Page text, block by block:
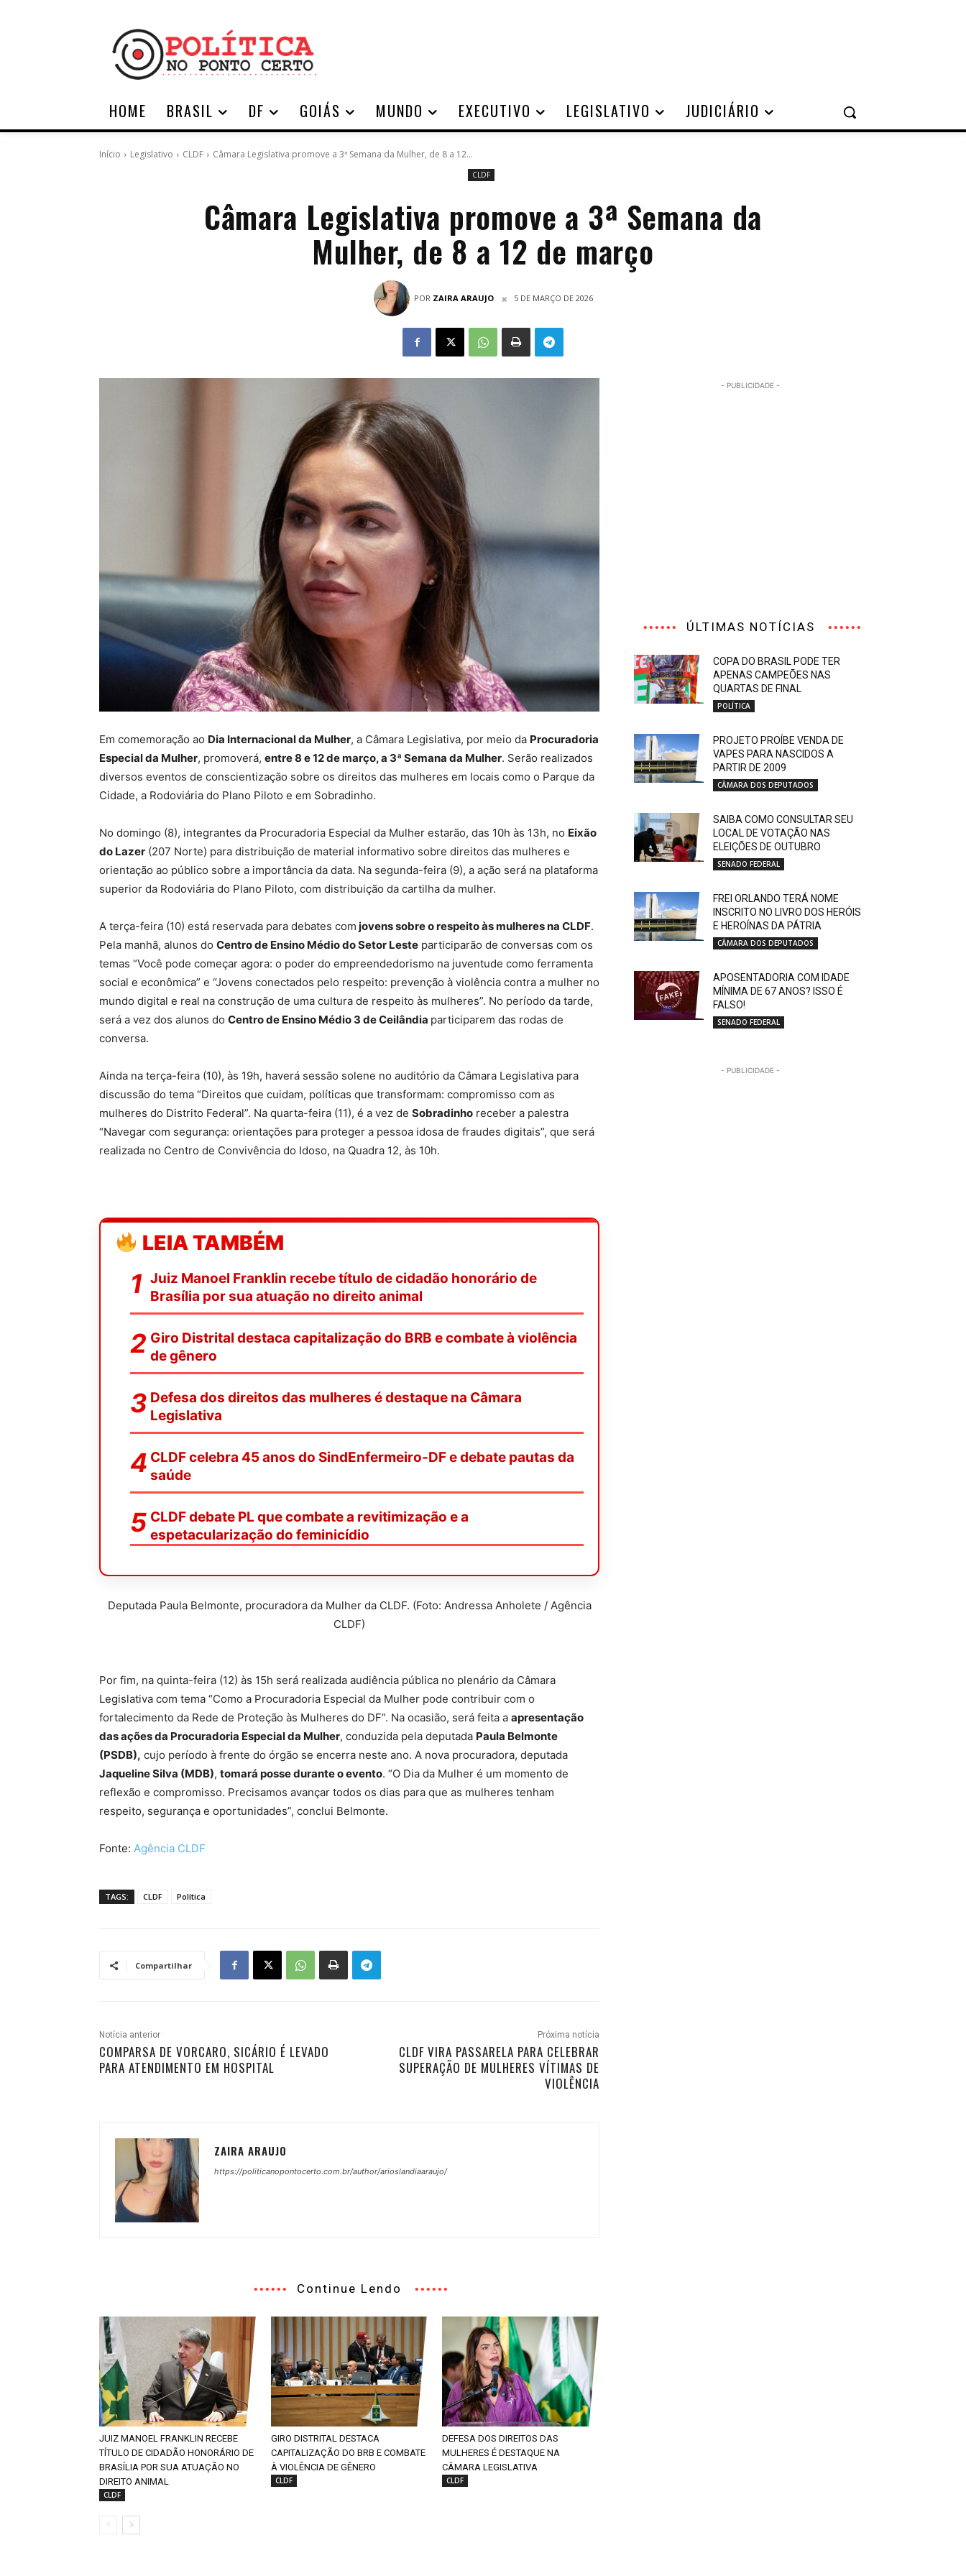
HOME BRASIL DF GOIÁS MUNDO EXECUTIVO LEGISLATIVO JUDICIÁRIO
Início Legislativo CLDF Câmara Legislativa promove a 3ª Semana da Mulher, de 8 a 12...
CLDF
Câmara Legislativa promove a 3ª Semana da
Mulher, de 8 a 12 de março
POR ZAIRA ARAUJO 5 DE MARÇO DE 2026
Em comemoração ao Dia Internacional da Mulher, a Câmara Legislativa, por meio da Procuradoria
Especial da Mulher, promoverá, entre 8 e 12 de março, a 3ª Semana da Mulher. Serão realizados
diversos eventos de conscientização sobre os direitos das mulheres em locais como o Parque da
Cidade, a Rodoviária do Plano Piloto e em Sobradinho.
No domingo (8), integrantes da Procuradoria Especial da Mulher estarão, das 10h às 13h, no Eixão
do Lazer (207 Norte) para distribuição de material informativo sobre direitos das mulheres e
orientação ao público sobre a importância da data. Na segunda-feira (9), a ação será na plataforma
superior da Rodoviária do Plano Piloto, com distribuição da cartilha da mulher.
A terça-feira (10) está reservada para debates com jovens sobre o respeito às mulheres na CLDF.
Pela manhã, alunos do Centro de Ensino Médio do Setor Leste participarão de conversas com os
temas “Você pode começar agora: o poder do empreendedorismo na juventude como ferramenta
social e econômica” e “Jovens conectados pelo respeito: prevenção à violência contra a mulher no
mundo digital e real na construção de uma cultura de respeito às mulheres”. No período da tarde,
será a vez dos alunos do Centro de Ensino Médio 3 de Ceilândia participarem das rodas de
conversa.
Ainda na terça-feira (10), às 19h, haverá sessão solene no auditório da Câmara Legislativa para
discussão do tema “Direitos que cuidam, políticas que transformam: compromisso com as
mulheres do Distrito Federal”. Na quarta-feira (11), é a vez de Sobradinho receber a palestra
“Navegar com segurança: orientações para proteger a pessoa idosa de fraudes digitais”, que será
realizada no Centro de Convivência do Idoso, na Quadra 12, às 10h.
LEIA TAMBÉM
Juiz Manoel Franklin recebe título de cidadão honorário de
Brasília por sua atuação no direito animal
Giro Distrital destaca capitalização do BRB e combate à violência
de gênero
Defesa dos direitos das mulheres é destaque na Câmara
Legislativa
CLDF celebra 45 anos do SindEnfermeiro-DF e debate pautas da
saúde
CLDF debate PL que combate a revitimização e a
espetacularização do feminicídio
Deputada Paula Belmonte, procuradora da Mulher da CLDF. (Foto: Andressa Anholete / Agência
CLDF)
Por fim, na quinta-feira (12) às 15h será realizada audiência pública no plenário da Câmara
Legislativa com tema “Como a Procuradoria Especial da Mulher pode contribuir com o
fortalecimento da Rede de Proteção às Mulheres do DF”. Na ocasião, será feita a apresentação
das ações da Procuradoria Especial da Mulher, conduzida pela deputada Paula Belmonte
(PSDB), cujo período à frente do órgão se encerra neste ano. A nova procuradora, deputada
Jaqueline Silva (MDB), tomará posse durante o evento. “O Dia da Mulher é um momento de
reflexão e compromisso. Precisamos avançar todos os dias para que as mulheres tenham
respeito, segurança e oportunidades”, conclui Belmonte.
Fonte: Agência CLDF
TAGS: CLDF Política
Compartilhar
Notícia anterior
COMPARSA DE VORCARO, SICÁRIO É LEVADO
PARA ATENDIMENTO EM HOSPITAL
Próxima notícia
CLDF VIRA PASSARELA PARA CELEBRAR
SUPERAÇÃO DE MULHERES VÍTIMAS DE
VIOLÊNCIA
ZAIRA ARAUJO
https://politicanopontocerto.com.br/author/arioslandiaaraujo/
Continue Lendo
JUIZ MANOEL FRANKLIN RECEBE
TÍTULO DE CIDADÃO HONORÁRIO DE
BRASÍLIA POR SUA ATUAÇÃO NO
DIREITO ANIMAL
CLDF
GIRO DISTRITAL DESTACA
CAPITALIZAÇÃO DO BRB E COMBATE
À VIOLÊNCIA DE GÊNERO
CLDF
DEFESA DOS DIREITOS DAS
MULHERES É DESTAQUE NA
CÂMARA LEGISLATIVA
CLDF
- PUBLICIDADE -
ÚLTIMAS NOTÍCIAS
COPA DO BRASIL PODE TER
APENAS CAMPEÕES NAS
QUARTAS DE FINAL
POLÍTICA
PROJETO PROÍBE VENDA DE
VAPES PARA NASCIDOS A
PARTIR DE 2009
CÂMARA DOS DEPUTADOS
SAIBA COMO CONSULTAR SEU
LOCAL DE VOTAÇÃO NAS
ELEIÇÕES DE OUTUBRO
SENADO FEDERAL
FREI ORLANDO TERÁ NOME
INSCRITO NO LIVRO DOS HERÓIS
E HEROÍNAS DA PÁTRIA
CÂMARA DOS DEPUTADOS
APOSENTADORIA COM IDADE
MÍNIMA DE 67 ANOS? ISSO É
FALSO!
SENADO FEDERAL
- PUBLICIDADE -